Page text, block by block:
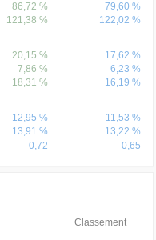
86,72 %
79,60 %
121,38 %
122,02 %
20,15 %
17,62 %
7,86 %
6,23 %
18,31 %
16,19 %
12,95 %
11,53 %
13,91 %
13,22 %
0,72 0,65
Classement